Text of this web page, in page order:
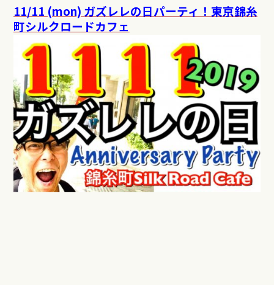
11/11 (mon) ガズレレの日パーティ！東京錦糸
町シルクロードカフェ